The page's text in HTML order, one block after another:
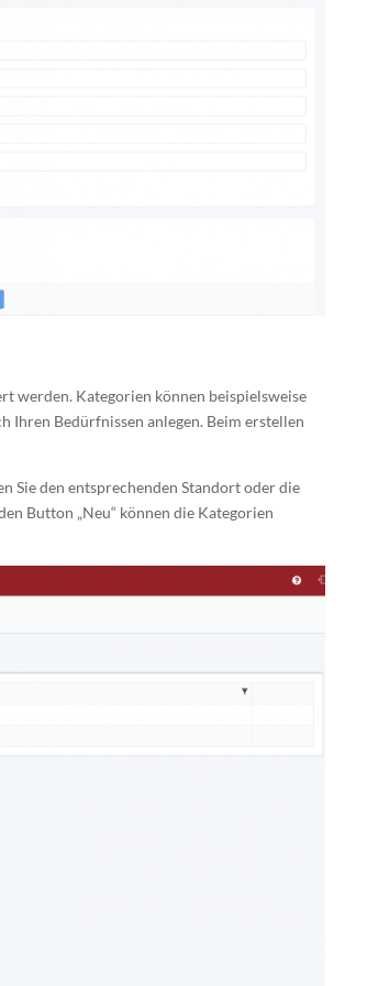
werden. Kategorien können beispielsweise
Ihren Bedürfnissen anlegen. Beim erstellen
Sie den entsprechenden Standort oder die
Button „Neu“ können die Kategorien